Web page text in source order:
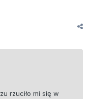
rzuciło mi się w